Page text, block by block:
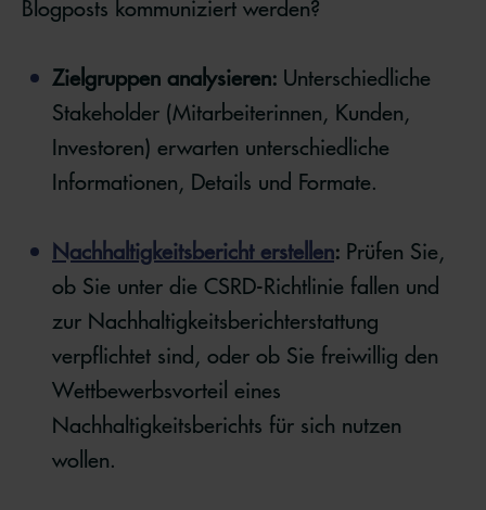
Blogposts kommuniziert werden?
Zielgruppen analysieren: Unterschiedliche
Stakeholder (Mitarbeiterinnen, Kunden,
Investoren) erwarten unterschiedliche
Informationen, Details und Formate.
Nachhaltigkeitsbericht erstellen: Prüfen Sie,
ob Sie unter die CSRD-Richtlinie fallen und
zur Nachhaltigkeitsberichterstattung
verpflichtet sind, oder ob Sie freiwillig den
Wettbewerbsvorteil eines
Nachhaltigkeitsberichts für sich nutzen
wollen.